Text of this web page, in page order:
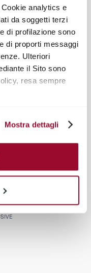
analytics e
da soggetti terzi
di profilazione sono
di proporti messaggi
Ulteriori
il Sito sono
resa sempre
Mostra dettagli